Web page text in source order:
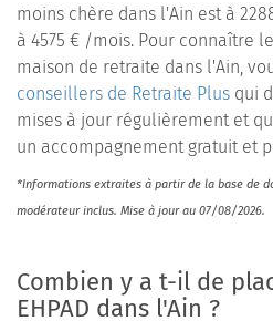
moins chère dans l'Ain est à
à 4575 € /mois. Pour connaître
maison de retraite dans l'Ain,
conseillers de Retraite Plus qui
mises à jour régulièrement et
un accompagnement gratuit et
*Informations extraites à partir de la base de
modérateur inclus. Mise à jour au 07/08/2026.
Combien y a t-il de
EHPAD dans l'Ain ?